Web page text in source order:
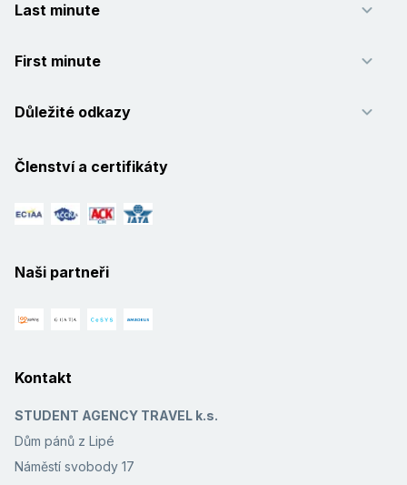
Last minute
First minute
Důležité odkazy
Členství a certifikáty
Naši partneři
Kontakt
STUDENT AGENCY TRAVEL k.s.
Dům pánů z Lipé
Náměstí svobody 17